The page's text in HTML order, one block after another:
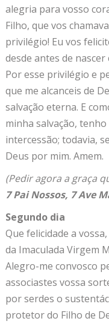
alegria para vosso
Filho, que vos
privilégio! Eu vos
desde antes de
Por esse privilégio e
que me alcanceis de
salvação eterna. E
minha salvação,
intercessão; todavia,
Deus por mim. Amem.
(Pedir agora a graça
7 Pai Nossos, 7 Ave
Segundo dia
Que felicidade a
da Imaculada Virgem
Alegro-me convosco
associastes vossa
por serdes o
protetor do Filho de